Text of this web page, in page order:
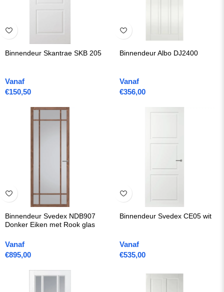
Binnendeur Skantrae SKB 205
Vanaf
€150,50
Binnendeur Albo DJ2400
Vanaf
€356,00
Binnendeur Svedex NDB907
Donker Eiken met Rook glas
Vanaf
€895,00
Binnendeur Svedex CE05 wit
Vanaf
€535,00